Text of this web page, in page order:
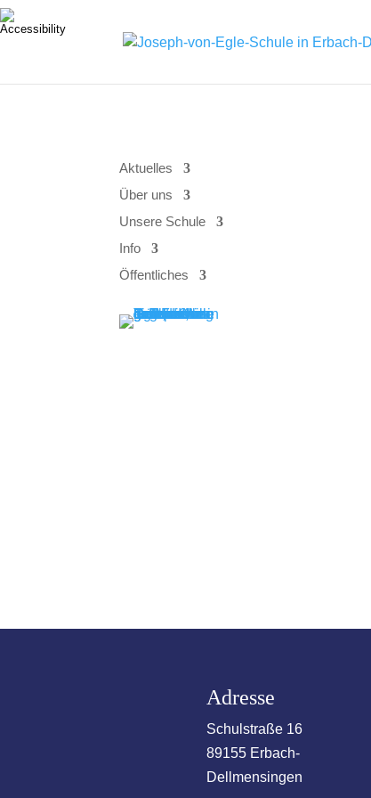
Skip
to
Aktuelles
Über uns
Unsere Schule
Info
Öffentliches
Adresse
Schulstraße 16
89155 Erbach-
Dellmensingen